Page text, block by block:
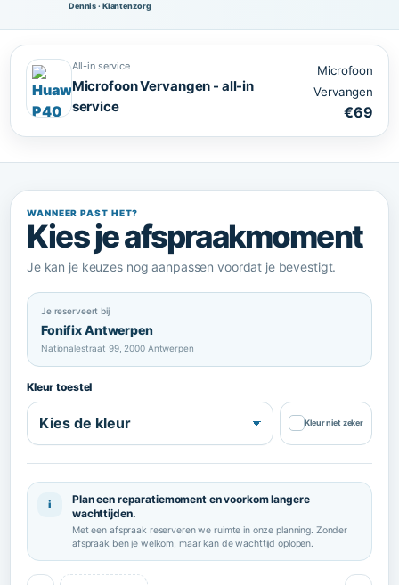
Dennis · Klantenzorg
All-in service
Microfoon Vervangen - all-in
service
Microfoon
Vervangen
€69
WANNEER PAST HET?
Kies je afspraakmoment
Je kan je keuzes nog aanpassen voordat je bevestigt.
Je reserveert bij
Fonifix Antwerpen
Nationalestraat 99, 2000 Antwerpen
Kleur toestel
Kleur niet zeker
i
Plan een reparatiemoment en voorkom langere
wachttijden.
Met een afspraak reserveren we ruimte in onze planning. Zonder
afspraak ben je welkom, maar kan de wachttijd oplopen.